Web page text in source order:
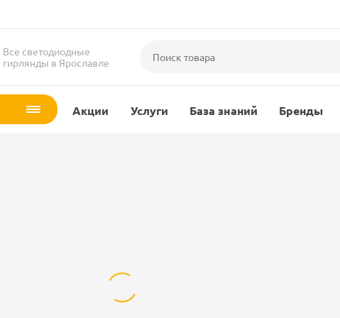
Все светодиодные
гирлянды в Ярославле
Акции Услуги База знаний Бренды
бахрома